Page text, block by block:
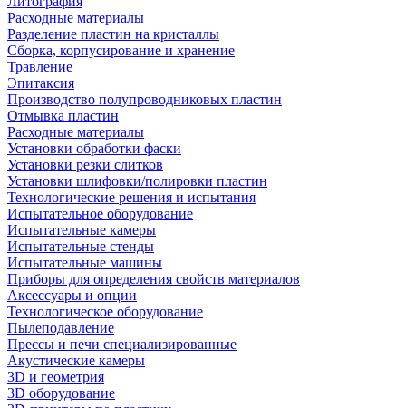
Расходные материалы
Разделение пластин на кристаллы
Сборка, корпусирование и хранение
Травление
Эпитаксия
Производство полупроводниковых пластин
Отмывка пластин
Расходные материалы
Установки обработки фаски
Установки резки слитков
Установки шлифовки/полировки пластин
Технологические решения и испытания
Испытательное оборудование
Испытательные камеры
Испытательные стенды
Испытательные машины
Приборы для определения свойств материалов
Аксессуары и опции
Технологическое оборудование
Пылеподавление
Прессы и печи специализированные
Акустические камеры
3D и геометрия
3D оборудование